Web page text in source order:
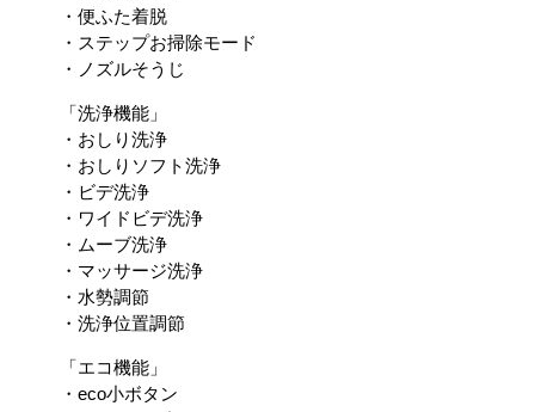
・便ふた着脱
・ステップお掃除モード
・ノズルそうじ
「洗浄機能」
・おしり洗浄
・おしりソフト洗浄
・ビデ洗浄
・ワイドビデ洗浄
・ムーブ洗浄
・マッサージ洗浄
・水勢調節
・洗浄位置調節
「エコ機能」
・eco小ボタン